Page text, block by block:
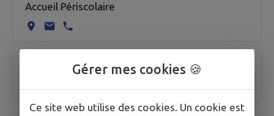
Accueil Périscolaire
Assistantes maternelles
Gérer mes cookies 🍪
Ce site web utilise des cookies. Un cookie est